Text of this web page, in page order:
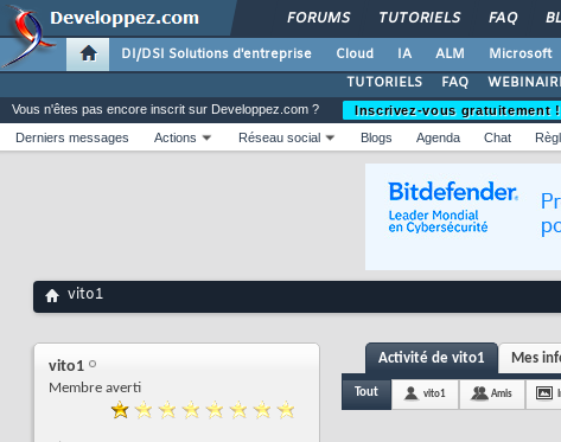
FORUMS TUTORIELS FAQ
DI/DSI Solutions d'entreprise Cloud IA ALM Microsoft
TUTORIELS
FAQ
Vous n'êtes pas encore inscrit sur Developpez.com ?
Inscrivez-vous gratuitement !
Derniers messages
Actions Réseau social Blogs Agenda Chat
vito1
vito1
Membre averti
Activité de vito1 Mes
Tout vito1 Amis